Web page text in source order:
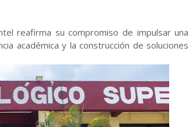
reafirma su compromiso de impulsar una
académica y la construcción de soluciones